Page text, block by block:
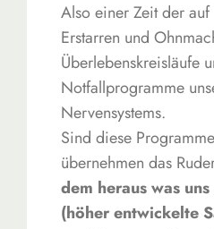
Also einer Zeit der
Erstarren und
Überlebenskreisläufe
Notfallprogramme
Nervensystems.
Sind diese
übernehmen das
dem heraus was
(höher entwickelte